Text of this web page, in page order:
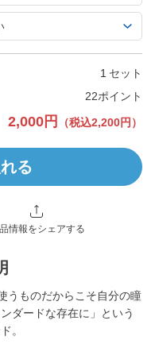
セット
22ポイント
2,000円 （税込2,200円）
る
情報をシェアする
うものだからこそ自分の瞳
ダードな存在に」という
。